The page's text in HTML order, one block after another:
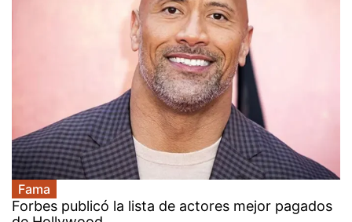
Fama
Forbes publicó la lista de actores mejor pagados